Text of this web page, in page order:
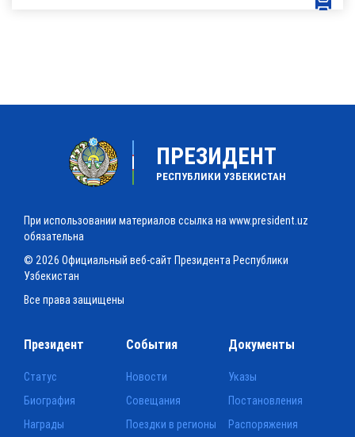
ПРЕЗИДЕНТ
РЕСПУБЛИКИ УЗБЕКИСТАН
При использовании материалов ссылка на www.president.uz
обязательна
© 2026 Официальный веб-сайт Президента Республики
Узбекистан
Все права защищены
Президент
Статус
Биография
Награды
События
Новости
Совещания
Поездки в регионы
Документы
Указы
Постановления
Распоряжения